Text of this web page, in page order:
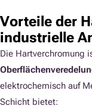
Vorteile der
industrielle
Die Hartverchromung
elektrochemisch auf
Schicht bietet: